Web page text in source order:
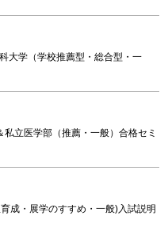
大学（学校推薦型・総合型・一
私立医学部（推薦・一般）合格セミ
成・展学のすすめ・一般)入試説明